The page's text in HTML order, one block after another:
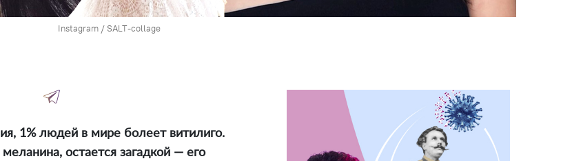
Instagram / SALT-collage
1% людей в мире болеет витилиго.
остается загадкой — его